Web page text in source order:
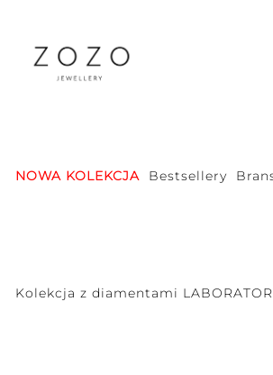
NOWA KOLEKCJA Bestsellery
Kolekcja z diamentami